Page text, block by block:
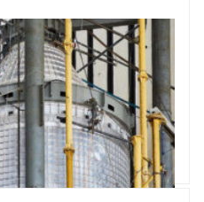
станции. Завершить
году, тогда же Россия